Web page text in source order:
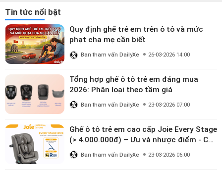
Tin tức nổi bật
Quy định ghế trẻ em trên ô tô và mức
phạt cha mẹ cần biết
Ban tham vấn DailyXe 26-03-2026 14:00
Tổng hợp ghế ô tô trẻ em đáng mua
2026: Phân loại theo tầm giá
Ban tham vấn DailyXe 23-03-2026 07:00
Ghế ô tô trẻ em cao cấp Joie Every Stage
(> 4.000.000đ) – Ưu và nhược điểm - Có
đáng đầu tư cho bé từ 0–12 tuổi?
Ban tham vấn DailyXe 23-03-2026 06:00